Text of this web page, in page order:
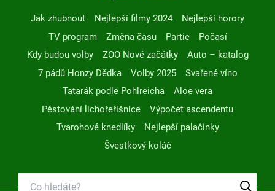
Jak zhubnout Nejlepší filmy 2024
Nejlepší horory
TV program
Změna času Partie
Počasí
Kdy budou volby
ZOO Nové začátky
Auto – katalog
7 pádů Honzy Dědka
Volby 2025
Svařené víno
Tatarák podle Pohlreicha
Aloe vera
Pěstování lichořeřišnice
Výpočet ascendentu
Tvarohové knedlíky
Nejlepší palačinky
Švestkový koláč